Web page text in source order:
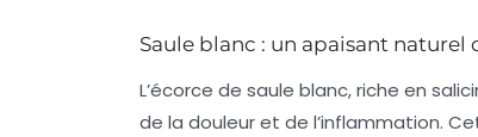
Saule blanc : un apaisant naturel
L’écorce de saule blanc, riche en
de la douleur et de l’inflammation.